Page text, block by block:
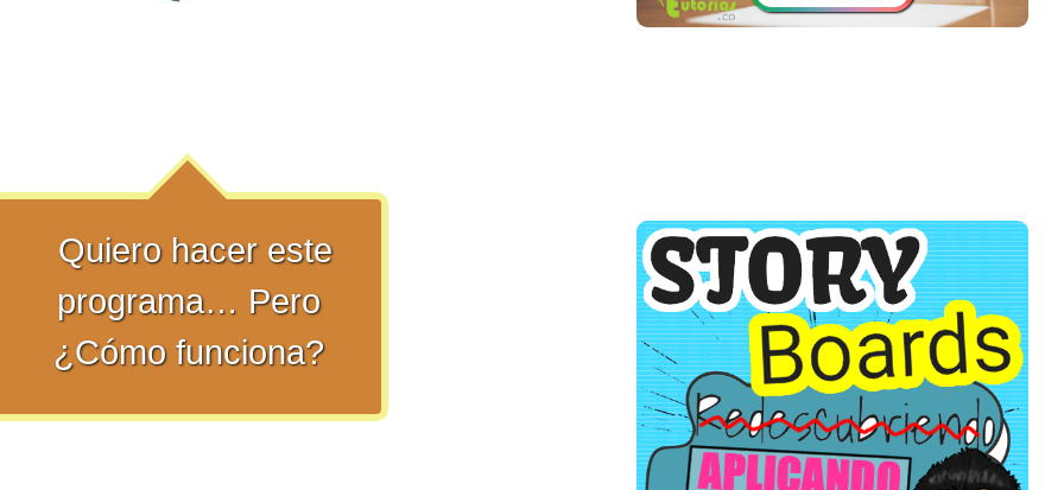
Quiero hacer este
programa… Pero
¿Cómo funciona?